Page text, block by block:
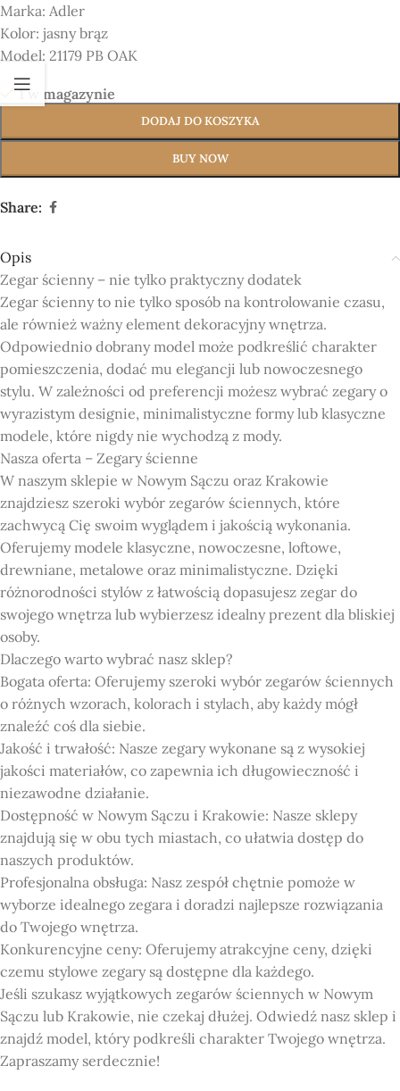
Marka: Adler
Kolor: jasny brąz
Model: 21179 PB OAK
1 w magazynie
DODAJ DO KOSZYKA
BUY NOW
Share:
Opis
Zegar ścienny – nie tylko praktyczny dodatek
Zegar ścienny to nie tylko sposób na kontrolowanie czasu,
ale również ważny element dekoracyjny wnętrza.
Odpowiednio dobrany model może podkreślić charakter
pomieszczenia, dodać mu elegancji lub nowoczesnego
stylu. W zależności od preferencji możesz wybrać zegary o
wyrazistym designie, minimalistyczne formy lub klasyczne
modele, które nigdy nie wychodzą z mody.
Nasza oferta – Zegary ścienne
W naszym sklepie w Nowym Sączu oraz Krakowie
znajdziesz szeroki wybór zegarów ściennych, które
zachwycą Cię swoim wyglądem i jakością wykonania.
Oferujemy modele klasyczne, nowoczesne, loftowe,
drewniane, metalowe oraz minimalistyczne. Dzięki
różnorodności stylów z łatwością dopasujesz zegar do
swojego wnętrza lub wybierzesz idealny prezent dla bliskiej
osoby.
Dlaczego warto wybrać nasz sklep?
Bogata oferta: Oferujemy szeroki wybór zegarów ściennych
o różnych wzorach, kolorach i stylach, aby każdy mógł
znaleźć coś dla siebie.
Jakość i trwałość: Nasze zegary wykonane są z wysokiej
jakości materiałów, co zapewnia ich długowieczność i
niezawodne działanie.
Dostępność w Nowym Sączu i Krakowie: Nasze sklepy
znajdują się w obu tych miastach, co ułatwia dostęp do
naszych produktów.
Profesjonalna obsługa: Nasz zespół chętnie pomoże w
wyborze idealnego zegara i doradzi najlepsze rozwiązania
do Twojego wnętrza.
Konkurencyjne ceny: Oferujemy atrakcyjne ceny, dzięki
czemu stylowe zegary są dostępne dla każdego.
Jeśli szukasz wyjątkowych zegarów ściennych w Nowym
Sączu lub Krakowie, nie czekaj dłużej. Odwiedź nasz sklep i
znajdź model, który podkreśli charakter Twojego wnętrza.
Zapraszamy serdecznie!